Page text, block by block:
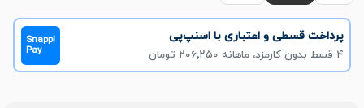
پرداخت قسطی و اعتباری با اسنپ‌پی
۴ قسط بدون کارمزد، ماهانه ۲۰۶٬۲۵۰ تومان
Snapp!
Pay